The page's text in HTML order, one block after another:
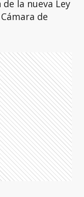
la nueva Ley
de